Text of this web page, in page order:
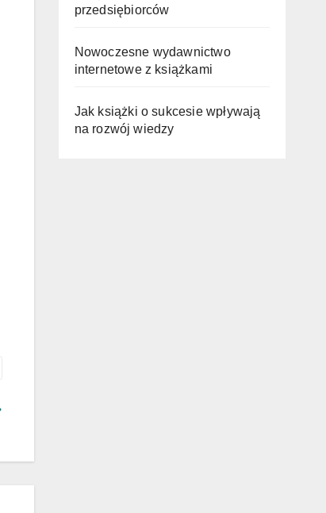
przedsiębiorców
Nowoczesne wydawnictwo
internetowe z książkami
Jak książki o sukcesie wpływają
na rozwój wiedzy